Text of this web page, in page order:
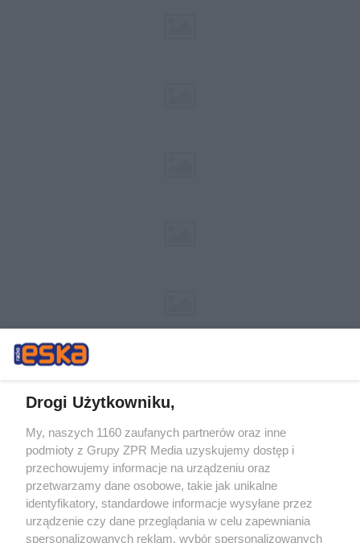
Żaden utwór zamieszczony w serwisie nie może być powielany i
rozpowszechniany lub dalej rozpowszechniany w jakikolwiek sposób (w
tym także elektroniczny lub mechaniczny) na jakimkolwiek polu
eksploatacji w jakiejkolwiek formie, włącznie z umieszczaniem w
Internecie bez pisemnej zgody właściciela praw. Jakiekolwiek użycie lub
wykorzystanie utworów w całości lub w części z naruszeniem prawa,
tzn. bez właściwej zgody, jest zabronione pod groźbą kary i może być
ścigane prawnie.
Drogi Użytkowniku,
My, naszych 1160 zaufanych partnerów oraz inne
podmioty z Grupy ZPR Media uzyskujemy dostęp i
przechowujemy informacje na urządzeniu oraz
przetwarzamy dane osobowe, takie jak unikalne
identyfikatory, standardowe informacje wysyłane przez
urządzenie czy dane przeglądania w celu zapewniania
spersonalizowanych reklam, wybór spersonalizowanych